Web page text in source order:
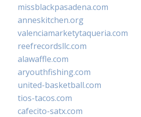
missblackpasadena.com
anneskitchen.org
valenciamarketytaqueria.com
reefrecordsllc.com
alawaffle.com
aryouthfishing.com
united-basketball.com
tios-tacos.com
cafecito-satx.com